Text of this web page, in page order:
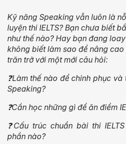
Kỹ năng Speaking vẫn luôn là
luyện thi IELTS? Bạn chưa biết
như thế nào? Hay bạn đang
không biết làm sao để nâng
trăn trở với một mới câu hỏi:
❓Làm thế nào để chinh phục
Speaking?
❓Cần học những gì để ăn điểm
❓Cấu trúc chuẩn bài thi
phần nào?